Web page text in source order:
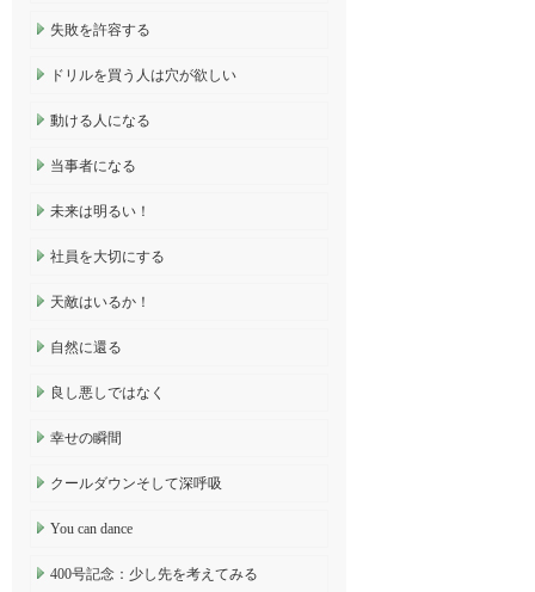
失敗を許容する
ドリルを買う人は穴が欲しい
動ける人になる
当事者になる
未来は明るい！
社員を大切にする
天敵はいるか！
自然に還る
良し悪しではなく
幸せの瞬間
クールダウンそして深呼吸
You can dance
400号記念：少し先を考えてみる